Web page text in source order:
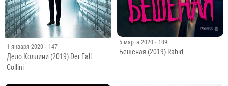
1 января 2020 · 147
Дело Коллини (2019) Der Fall
Collini
5 марта 2020 · 109
Бешеная (2019) Rabid